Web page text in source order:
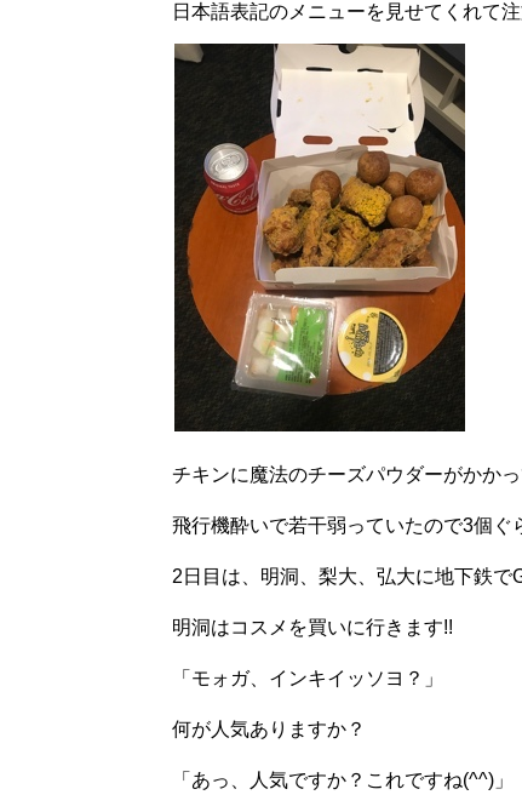
日本語表記のメニューを見せてくれて注
チキンに魔法のチーズパウダーがかか
飛行機酔いで若干弱っていたので3個ぐ
2日目は、明洞、梨大、弘大に地下鉄で
明洞はコスメを買いに行きます!!
「モォガ、インキイッソヨ？」
何が人気ありますか？
「あっ、人気ですか？これですね(^^)」